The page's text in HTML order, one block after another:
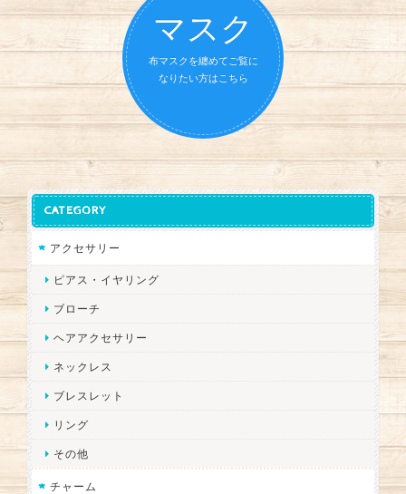
マスク
布マスクを纏めてご覧に
なりたい方はこちら
CATEGORY
アクセサリー
ピアス・イヤリング
ブローチ
ヘアアクセサリー
ネックレス
ブレスレット
リング
その他
チャーム